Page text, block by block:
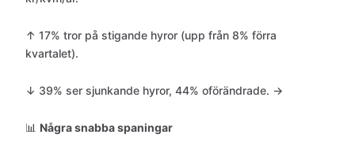
↑ 17% tror på stigande hyror (upp från 8% förra
kvartalet).
↓ 39% ser sjunkande hyror, 44% oförändrade. →
📊 Några snabba spaningar